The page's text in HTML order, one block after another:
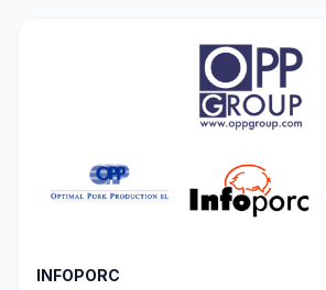
INFOPORC